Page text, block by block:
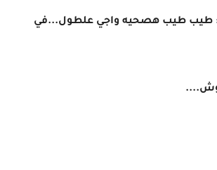
: طيب طيب هصحيه واجي علطول...في